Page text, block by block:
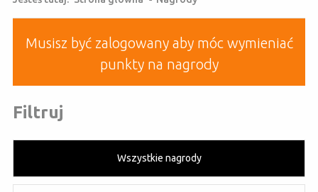
Musisz być zalogowany aby móc wymieniać
punkty na nagrody
Filtruj
Wszystkie nagrody